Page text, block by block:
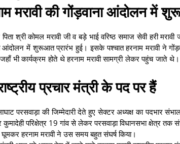
मरावी की गोंड़वाना आंदोलन में
श्री कोमल मरावी जी व बड़े भाई वरिष्ठ समाज सेवी हरी मरावी
आंदोलन में शुरूआत प्रारंभ हुई। इसके पश्चात हरनाम मरावी ने
होते थे हरनाम मरावी सामग्री लेकर पहुंच जाते थे।
प्रचार मंत्री के पद पर हैं
परसवाड़ा की जिम्मेदारी देते हुए सेक्टर अध्यक्ष का पदभार
परिक्षेत्र 19 गांव से लेकर परसवाड़ा विधानसभा क्षेत्र तक
हरनाम मरावी ने उस समय बहुत संघर्ष किया।